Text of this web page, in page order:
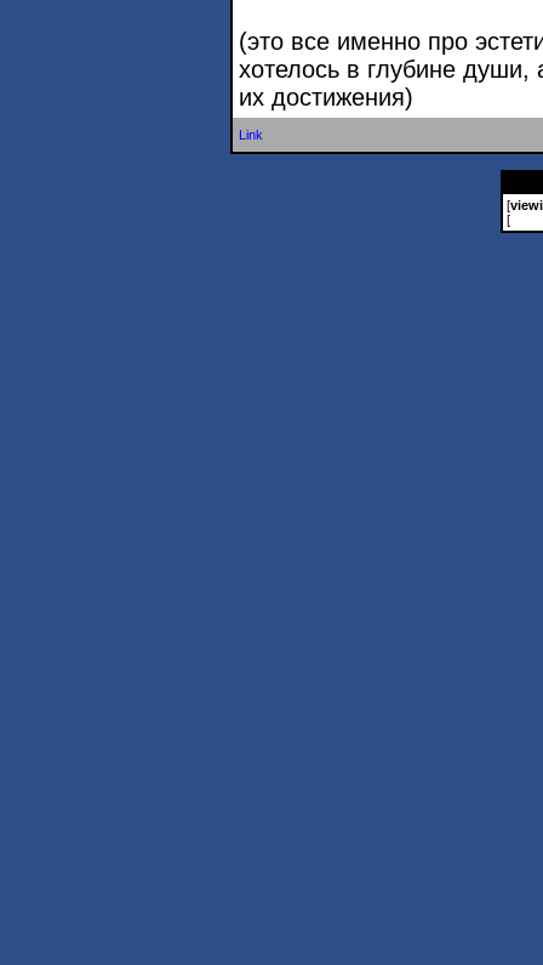
(это все именно про
хотелось в глубине
их достижения)
Link
[
[